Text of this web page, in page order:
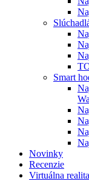
Smart
Novinky
Recenzie
Virtuálna realita